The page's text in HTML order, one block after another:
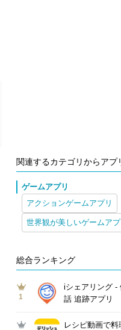
関連するカテゴリからアプ
ゲームアプリ
アクションゲームアプリ
世界観が美しいゲームアプ
総合ランキング
1
iシェアリング -
話 追跡アプリ
レシピ動画で